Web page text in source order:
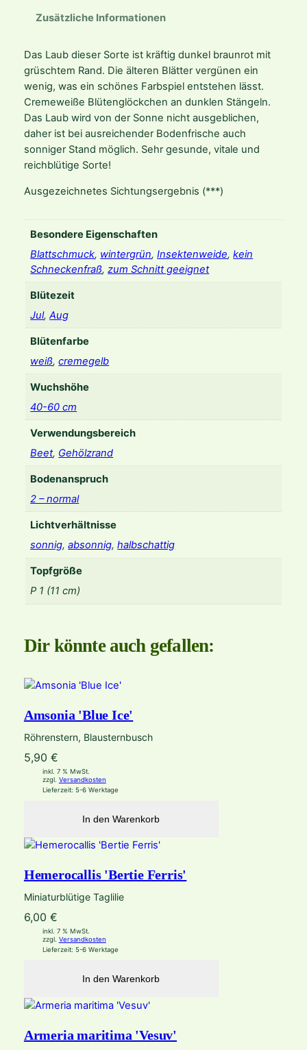
Zusätzliche Informationen
Das Laub dieser Sorte ist kräftig dunkel braunrot mit
grüschtem Rand. Die älteren Blätter vergünen ein
wenig, was ein schönes Farbspiel entstehen lässt.
Cremeweiße Blütenglöckchen an dunklen Stängeln.
Das Laub wird von der Sonne nicht ausgeblichen,
daher ist bei ausreichender Bodenfrische auch
sonniger Stand möglich. Sehr gesunde, vitale und
reichblütige Sorte!
Ausgezeichnetes Sichtungsergebnis (***)
Besondere Eigenschaften
Blattschmuck, wintergrün,Insektenweide,kein
Schneckenfraß,zum Schnitt geeignet
Blütezeit
Jul,Aug
Blütenfarbe
weiß,cremegelb
Wuchshöhe
40-60 cm
Verwendungsbereich
Beet, Gehölzrand
Bodenanspruch
2 – normal
Lichtverhältnisse
sonnig,absonnig,halbschattig
Topfgröße
P 1 (11 cm)
Dir könnte auch gefallen:
Amsonia 'Blue Ice'
Röhrenstern, Blausternbusch
5,90 €
inkl. 7 % MwSt.
zzgl. Versandkosten
Lieferzeit: 5-6 Werktage
In den Warenkorb
Hemerocallis 'Bertie Ferris'
Miniaturblütige Taglilie
6,00 €
inkl. 7 % MwSt.
zzgl. Versandkosten
Lieferzeit: 5-6 Werktage
In den Warenkorb
Armeria maritima 'Vesuv'